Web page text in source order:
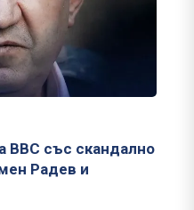
ВВС със скандално
Радев и